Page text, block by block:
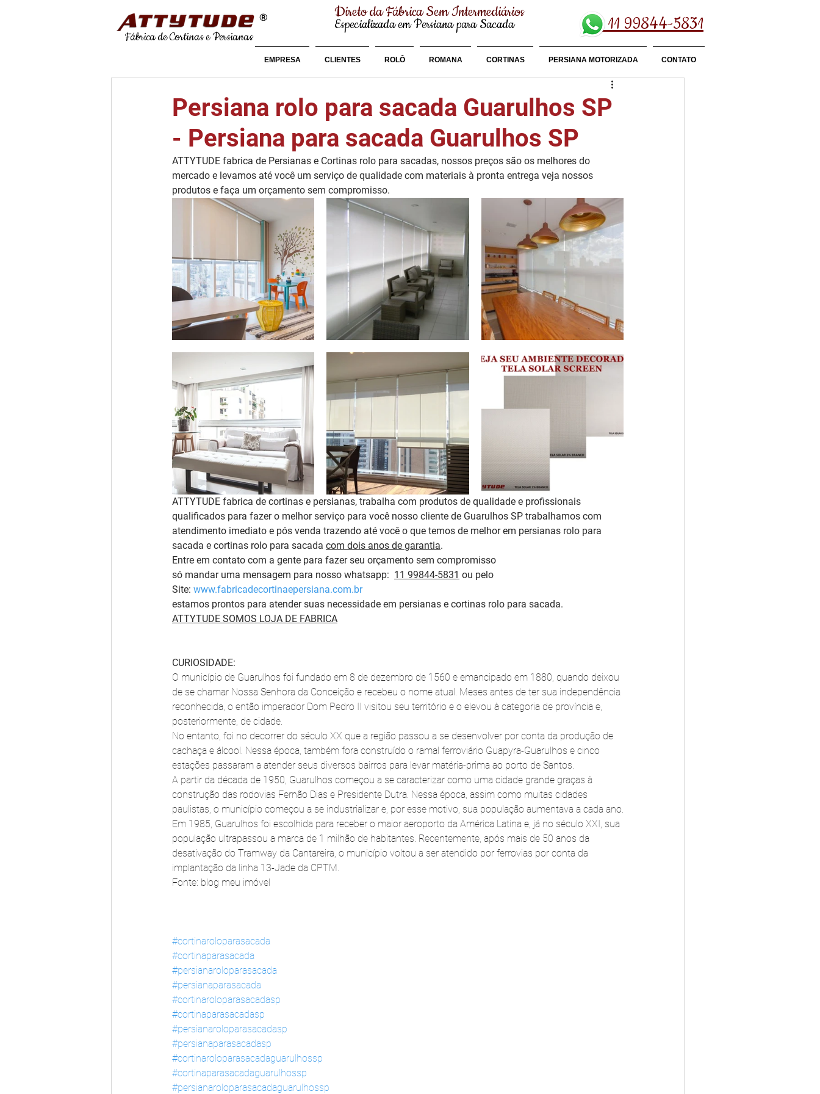
Fábrica de Cortinas e Persianas
® Direto da Fábrica Sem Intermediários
Especializada em Persiana para Sacada 11 99844-5831
EMPRESA CLIENTES ROLÔ ROMANA CORTINAS PERSIANA MOTORIZADA CONTATO
Persiana rolo para sacada Guarulhos SP
- Persiana para sacada Guarulhos SP
ATTYTUDE fabrica de Persianas e Cortinas rolo para sacadas, nossos preços são os melhores do
mercado e levamos até você um serviço de qualidade com materiais à pronta entrega veja nossos
produtos e faça um orçamento sem compromisso.
ATTYTUDE fabrica de cortinas e persianas, trabalha com produtos de qualidade e profissionais
qualificados para fazer o melhor serviço para você nosso cliente de Guarulhos SP trabalhamos com
atendimento imediato e pós venda trazendo até você o que temos de melhor em persianas rolo para
sacada e cortinas rolo para sacada com dois anos de garantia.
Entre em contato com a gente para fazer seu orçamento sem compromisso
só mandar uma mensagem para nosso whatsapp: 11 99844-5831 ou pelo
Site: www.fabricadecortinaepersiana.com.br
estamos prontos para atender suas necessidade em persianas e cortinas rolo para sacada.
ATTYTUDE SOMOS LOJA DE FABRICA
CURIOSIDADE:
O município de Guarulhos foi fundado em 8 de dezembro de 1560 e emancipado em 1880, quando deixou
de se chamar Nossa Senhora da Conceição e recebeu o nome atual. Meses antes de ter sua independência
reconhecida, o então imperador Dom Pedro II visitou seu território e o elevou à categoria de província e,
posteriormente, de cidade.
No entanto, foi no decorrer do século XX que a região passou a se desenvolver por conta da produção de
cachaça e álcool. Nessa época, também fora construído o ramal ferroviário Guapyra-Guarulhos e cinco
estações passaram a atender seus diversos bairros para levar matéria-prima ao porto de Santos.
A partir da década de 1950, Guarulhos começou a se caracterizar como uma cidade grande graças à
construção das rodovias Fernão Dias e Presidente Dutra. Nessa época, assim como muitas cidades
paulistas, o município começou a se industrializar e, por esse motivo, sua população aumentava a cada ano.
Em 1985, Guarulhos foi escolhida para receber o maior aeroporto da América Latina e, já no século XXI, sua
população ultrapassou a marca de 1 milhão de habitantes. Recentemente, após mais de 50 anos da
desativação do Tramway da Cantareira, o município voltou a ser atendido por ferrovias por conta da
implantação da linha 13-Jade da CPTM.
Fonte: blog meu imóvel
#cortinaroloparasacada
#cortinaparasacada
#persianaroloparasacada
#persianaparasacada
#cortinaroloparasacadasp
#cortinaparasacadasp
#persianaroloparasacadasp
#persianaparasacadasp
#cortinaroloparasacadaguarulhossp
#cortinaparasacadaguarulhossp
#persianaroloparasacadaguarulhossp